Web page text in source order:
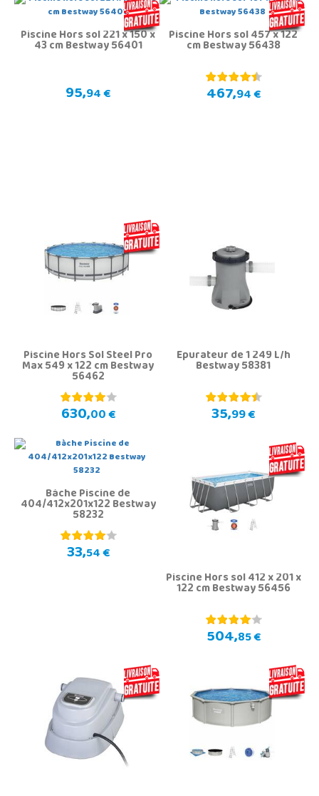
Piscine Hors sol 221 x 150 x
43 cm Bestway 56401
95,94 €
Piscine Hors sol 457 x 122
cm Bestway 56438
467,94 €
Piscine Hors Sol Steel Pro
Max 549 x 122 cm Bestway
56462
630,00 €
Épurateur de 1 249 L/h
Bestway 58381
35,99 €
Bàche Piscine de
404/412x201x122 Bestway
58232
33,54 €
Piscine Hors sol 412 x 201 x
122 cm Bestway 56456
504,85 €